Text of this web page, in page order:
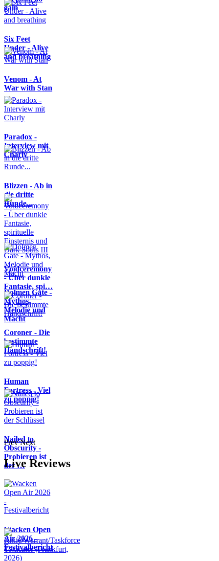
gain
Six Feet
Under - Alive
and breathing
Venom - At
War with Stan
Paradox -
Interview mit
Charly
Blizzen - Ab in
die dritte
Runde...
Voidceremony
- Über dunkle
Fantasie, spi…
Dolmen Gate -
Mythos,
Melodie und
Macht
Coroner - Die
bestimmte
Handschrift!
Human
Fortress - Viel
zu poppig!
Nailed to
Obscurity -
Probieren ist
der …
Prev Next
Live Reviews
Wacken Open
Air 2026 -
Festivalbericht